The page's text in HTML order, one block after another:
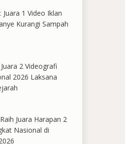
Juara 1 Video Iklan
Kurangi Sampah
2 Videografi
2026 Laksana
Juara Harapan 2
Nasional di